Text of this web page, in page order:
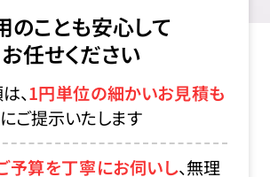
のことも安心して
お任せください
、1円単位の細かいお見積も
ご提示いたします
予算を丁寧にお伺いし、無理